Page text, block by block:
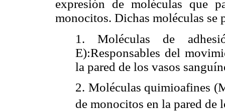
expresión de moléculas que
monocitos. Dichas moléculas
1. Moléculas de
E):Responsables del
la pared de los vasos
2. Moléculas quimioafines
de monocitos en la pared de